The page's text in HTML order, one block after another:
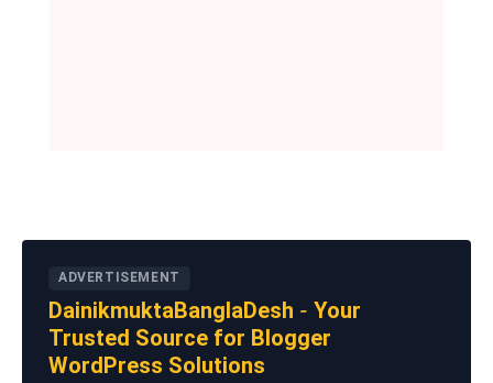
ADVERTISEMENT
DainikmuktaBanglaDesh - Your
Trusted Source for Blogger
WordPress Solutions